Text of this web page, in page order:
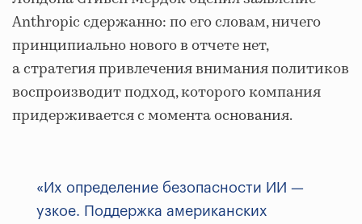
Anthropic сдержанно: по его словам, ничего
принципиально нового в отчете нет,
а стратегия привлечения внимания политиков
воспроизводит подход, которого компания
придерживается с момента основания.
«Их определение безопасности ИИ —
узкое. Поддержка американских